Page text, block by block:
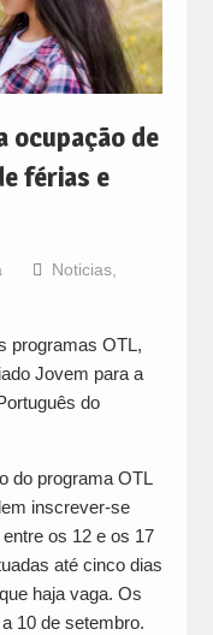
ocupação de
férias e
Noticias,
programas OTL,
Jovem para a
do
do programa OTL
inscrever-se
os 12 e os 17
até cinco dias
haja vaga. Os
10 de setembro.